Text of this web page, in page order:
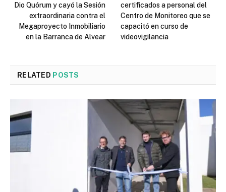
Dio Quórum y cayó la Sesión
extraordinaria contra el
Megaproyecto Inmobiliario
en la Barranca de Alvear
certificados a personal del
Centro de Monitoreo que se
capacitó en curso de
videovigilancia
RELATED POSTS